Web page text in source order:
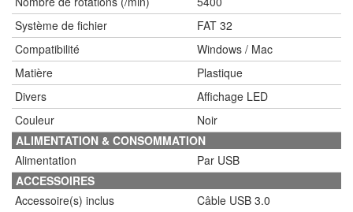
Système de fichier
FAT 32
Compatibilité
Windows / Mac
Matière
Plastique
Divers
Affichage LED
Couleur
Noir
ALIMENTATION & CONSOMMATION
Alimentation
Par USB
ACCESSOIRES
Accessoire(s) inclus
Câble USB 3.0